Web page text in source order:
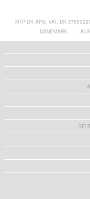
MTP DK APS, VAT: DK
DÄNEMARK
|